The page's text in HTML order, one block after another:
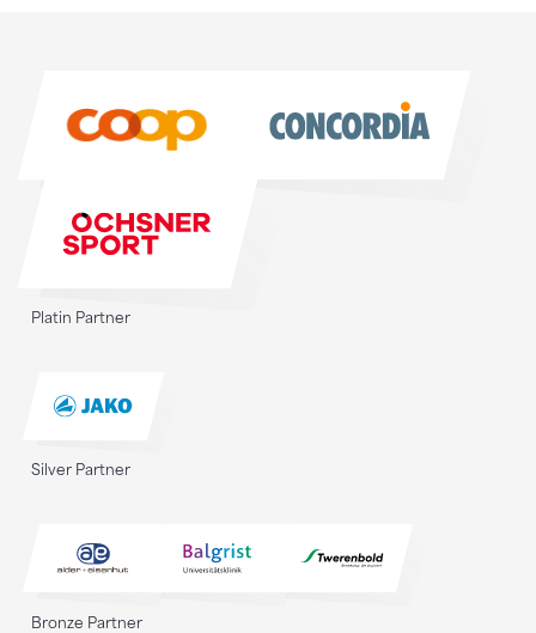
Platin Partner
Silver Partner
Bronze Partner